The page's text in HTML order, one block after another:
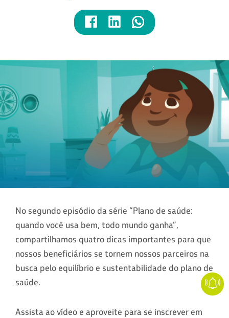
No segundo episódio da série “Plano de saúde:
quando você usa bem, todo mundo ganha”,
compartilhamos quatro dicas importantes para que
nossos beneficiários se tornem nossos parceiros na
busca pelo equilíbrio e sustentabilidade do plano de
saúde.
Assista ao vídeo e aproveite para se inscrever em